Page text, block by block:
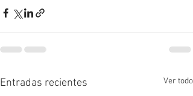
Entradas recientes Ver todo